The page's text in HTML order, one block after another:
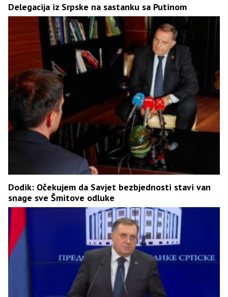
Delegacija iz Srpske na sastanku sa Putinom
Dodik: Očekujem da Savjet bezbjednosti stavi van
snage sve Šmitove odluke